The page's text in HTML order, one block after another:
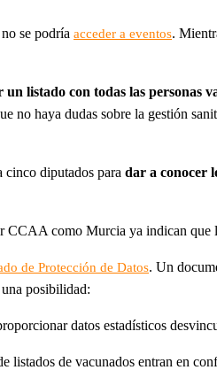
se podría acceder a eventos.
un listado con todas las personas
no haya dudas sobre la gestión
cinco diputados para dar a conocer
como Murcia ya indican
de Protección de Datos. Un
posibilidad:
datos estadísticos
listados de vacunados entran en